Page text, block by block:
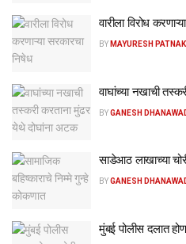
वारीला विरोध
BY MAYURESH
वाघांच्या नखाची
BYGANESH
साडेआठ लाखाच्या
BYGANESH
मुंबई पोलीस दलात